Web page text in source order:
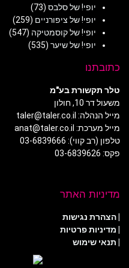
יופי! של סלבס (73)
יופי! של ציפורניים (259)
יופי! של קוסמטיקה (547)
יופי! של שיער (535)
כתובתנו
טלר תקשורת בע"מ
משעול דר 10, חולון
מייל הנהלה: taler@taler.co.il
מייל מערכת: anat@taler.co.il
טלפון (רב קווי): 03-6839666
פקס: 03-6839626
מדיניות האתר
הצהרת נגישות
מדיניות פרטיות
| תנאי שימוש